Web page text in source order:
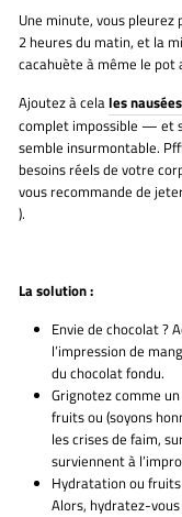
Une minute, vous pleurez
2 heures du matin, et la
cacahuète à même le pot
Ajoutez à celales
complet impossible — et
semble insurmontable.
besoins réels de votre
vous recommande de
).
La solution :
Envie de chocolat ?
l’impression de
du chocolat fondu.
Grignotez comme
fruits ou (soyons
les crises de faim,
surviennent à
Hydratation ou
Alors, hydratez-